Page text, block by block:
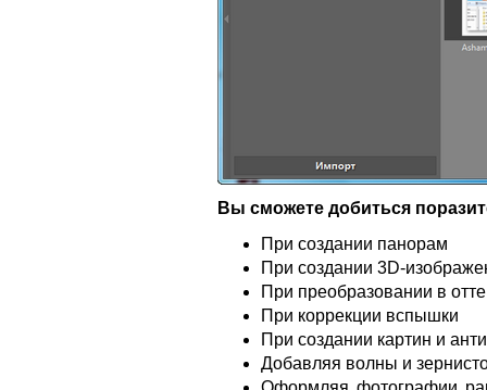
Вы сможете добиться
При создании панорам
При создании 3D-
При преобразовании в
При коррекции вспышки
При создании картин и
Добавляя волны и